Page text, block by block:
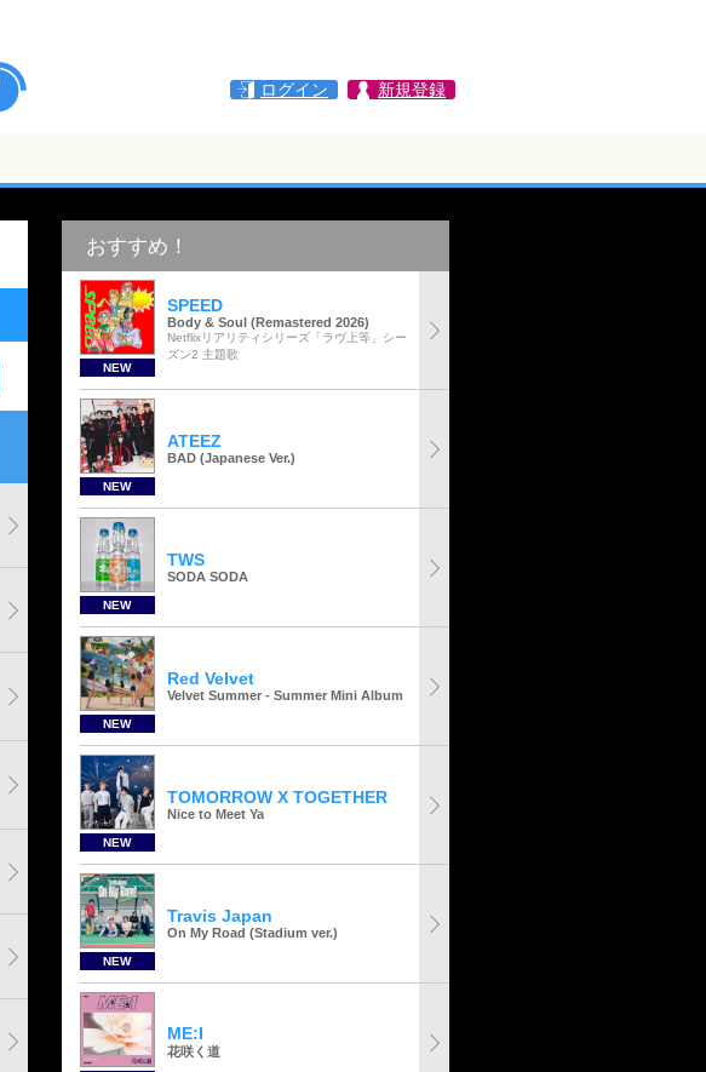
ログイン 新規登録
おすすめ！
NEW
SPEED
Body & Soul (Remastered 2026)
Netflixリアリティシリーズ「ラヴ上等」シー
ズン2 主題歌
NEW
ATEEZ
BAD (Japanese Ver.)
NEW
TWS
SODA SODA
NEW
Red Velvet
Velvet Summer - Summer Mini Album
NEW
TOMORROW X TOGETHER
Nice to Meet Ya
NEW
Travis Japan
On My Road (Stadium ver.)
ME:I
花咲く道